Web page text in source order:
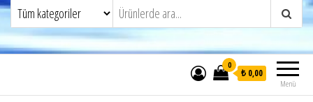
Menü
0
₺ 0,00